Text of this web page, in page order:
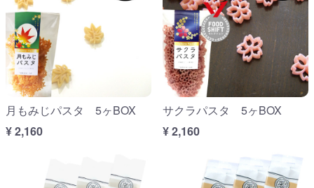
月もみじパスタ 5ヶBOX
¥ 2,160
サクラパスタ 5ヶBOX
¥ 2,160